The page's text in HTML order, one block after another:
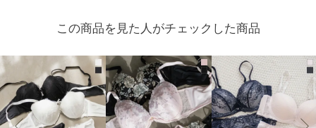
この商品を見た人がチェックした商品